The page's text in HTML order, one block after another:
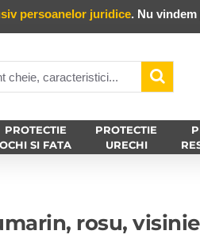
persoanelor juridice. Nu
PROTECTIE
OCHI SI FATA
PROTECTIE
URECHI
rosu,